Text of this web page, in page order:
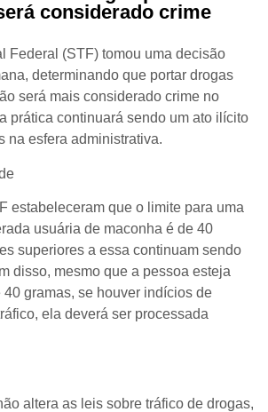
considerado crime
Federal (STF) tomou uma decisão
determinando que portar drogas
será mais considerado crime no
prática continuará sendo um ato ilícito
na esfera administrativa.
estabeleceram que o limite para uma
usuária de maconha é de 40
superiores a essa continuam sendo
disso, mesmo que a pessoa esteja
40 gramas, se houver indícios de
ela deverá ser processada
altera as leis sobre tráfico de drogas,